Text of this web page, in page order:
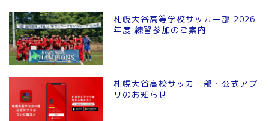
札幌大谷高等学校サッカー部 2026
年度 練習参加のご案内
札幌大谷高校サッカー部・公式アプ
リのお知らせ